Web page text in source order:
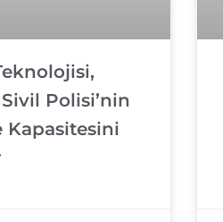
Polisi’nin
Kapasitesini